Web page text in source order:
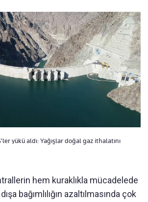
yükü aldı: Yağışlar doğal gaz ithalatını
hem kuraklıkla mücadelede
bağımlılığın azaltılmasında çok